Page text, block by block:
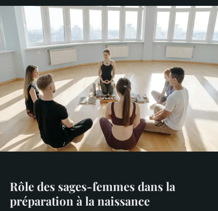
Rôle des sages-femmes dans la
préparation à la naissance